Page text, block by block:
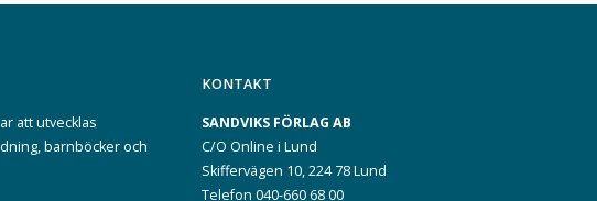
att utvecklas
barnböcker och
KONTAKT
SANDVIKS FÖRLAG AB
C/O Online i Lund
Skiffervägen 10, 224 78 Lund
Telefon 040-660 68 00